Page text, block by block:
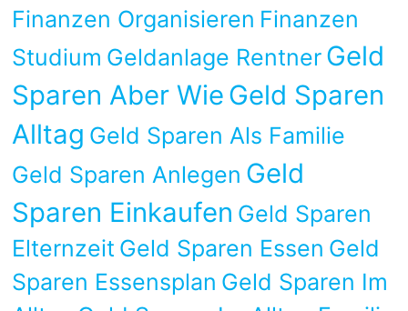
Finanzen Organisieren Finanzen
Studium Geldanlage Rentner Geld
Sparen Aber Wie Geld Sparen
Alltag Geld Sparen Als Familie
Geld Sparen Anlegen Geld
Sparen Einkaufen Geld Sparen
Elternzeit Geld Sparen Essen Geld
Sparen Essensplan Geld Sparen Im